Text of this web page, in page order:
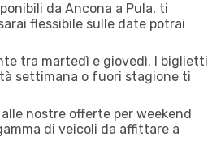
da Ancona a Pula, ti
flessibile sulle date potrai
tra martedì e giovedì. I biglietti
settimana o fuori stagione ti
nostre offerte per weekend
di veicoli da affittare a